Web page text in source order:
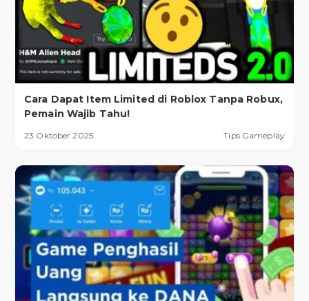
Cara Dapat Item Limited di Roblox Tanpa Robux,
Pemain Wajib Tahu!
23 Oktober 2025 Tips Gameplay